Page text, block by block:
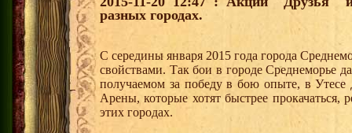
разных городах.
С середины января 2015 года города
свойствами. Так бои в городе Среднеморье
получаемом за победу в бою опыте, в
Арены, которые хотят быстрее прокачаться,
этих городах.